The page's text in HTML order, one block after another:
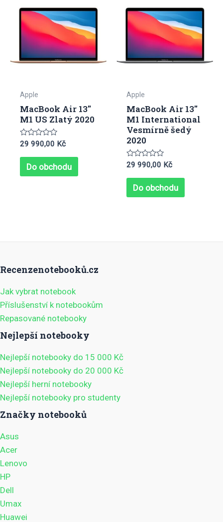
Apple
MacBook Air 13″
M1 US Zlatý 2020
Hodnocení
z
29 990,00 Kč
Do obchodu
Apple
MacBook Air 13″
M1 International
Vesmírně šedý
2020
Hodnocení
z
29 990,00 Kč
Do obchodu
Recenzenotebooků.cz
Jak vybrat notebook
Příslušenství k notebookům
Repasované notebooky
Nejlepší notebooky
Nejlepší notebooky do 15 000 Kč
Nejlepší notebooky do 20 000 Kč
Nejlepší herní notebooky
Nejlepší notebooky pro studenty
Značky notebooků
Asus
Acer
Lenovo
HP
Dell
Umax
Huawei